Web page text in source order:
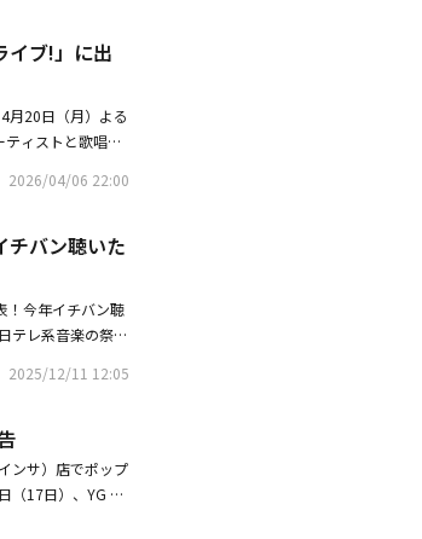
象となります。
）■関連リン
活躍するK-POP
ティストとの共
。・今年は東京ド
開催・【PHOT
）【出演予定】
TEAM、HANA、
and more speci
席指定：18,000円
プグレードチケ
ードの発売日等
全席指定」のご
わせ】ライブイ
LIVE in TOKY
本音楽出版社協
の未来を切り開
者5,000人によ
※一部部門を除
にて授賞式を開催
催されるレッドカ
にて全世界
スLemino、AB
プラットフォーム
様な音楽カルチ
ジア楽曲賞」
最優秀アーティ
賞Prema ／ Fujii
Korea】Golde
獣 ／ サカナクシ
イブ!」に出
月20日（月）よる
ィストと歌唱曲
。アイナ・ジ・エ
SUPER HAPPY f
目の最新曲「G
は二期生の藤吉
参加した「All 4
「We on Fire」、
る。Little Glee M
をお楽しみ
ジャンパーを
報「CDTVライ
2026/04/06 22:00
チバン聴いた
！今年イチバン聴
テレ系音楽の祭
アーティストは？
プ全楽曲の累計
を達成。米ビル
Kidsが出演す
2025/12/11 12:05
ンサ）店でポップ
（17日）、YG PL